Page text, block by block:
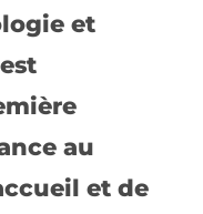
et
au
et de